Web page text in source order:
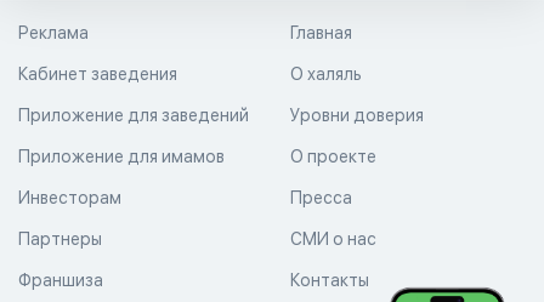
Главная
О халяль
Уровни доверия
Реклама
Кабинет заведения
Приложение для заведений
Приложение для имамов О проекте
Пресса
СМИ о нас
Контакты
Инвесторам
Партнеры
Франшиза